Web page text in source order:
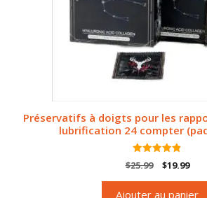
Préservatifs à doigts pour les
lubrification 24 compter
4.89
sur 5
$25.99
Le
$19.99Le
Ajouter au panier